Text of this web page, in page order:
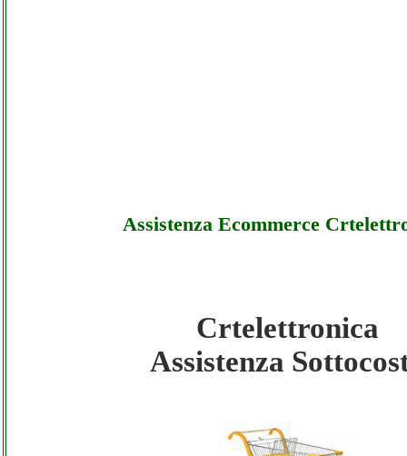
Assistenza Ecommerce
Crtelettronica - Assistenza Ecommerce
Crtelettronica - Assistenza Ecommerce
Crtelettronica
Assistenza